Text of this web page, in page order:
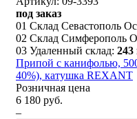
под заказ
01 Склад Севастополь
02 Склад Симферополь
03 Удаленный склад:
Припой с канифолью,
40%), катушка REXANT
Розничная цена
6 180 руб.
–